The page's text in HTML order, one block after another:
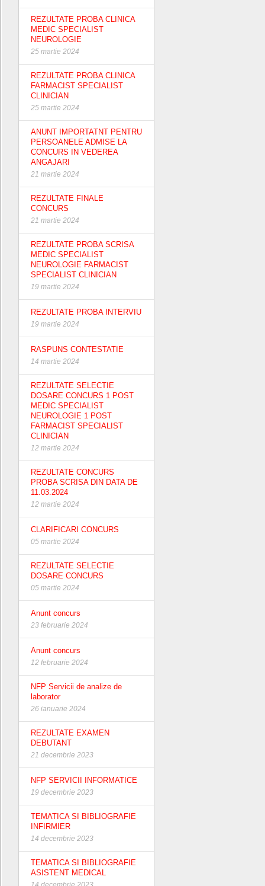
REZULTATE PROBA CLINICA
MEDIC SPECIALIST
NEUROLOGIE
25 martie 2024
REZULTATE PROBA CLINICA
FARMACIST SPECIALIST
CLINICIAN
25 martie 2024
ANUNT IMPORTATNT PENTRU
PERSOANELE ADMISE LA
CONCURS IN VEDEREA
ANGAJARI
21 martie 2024
REZULTATE FINALE
CONCURS
21 martie 2024
REZULTATE PROBA SCRISA
MEDIC SPECIALIST
NEUROLOGIE FARMACIST
SPECIALIST CLINICIAN
19 martie 2024
REZULTATE PROBA INTERVIU
19 martie 2024
RASPUNS CONTESTATIE
14 martie 2024
REZULTATE SELECTIE
DOSARE CONCURS 1 POST
MEDIC SPECIALIST
NEUROLOGIE 1 POST
FARMACIST SPECIALIST
CLINICIAN
12 martie 2024
REZULTATE CONCURS
PROBA SCRISA DIN DATA DE
11.03.2024
12 martie 2024
CLARIFICARI CONCURS
05 martie 2024
REZULTATE SELECTIE
DOSARE CONCURS
05 martie 2024
Anunt concurs
23 februarie 2024
Anunt concurs
12 februarie 2024
NFP Servicii de analize de
laborator
26 ianuarie 2024
REZULTATE EXAMEN
DEBUTANT
21 decembrie 2023
NFP SERVICII INFORMATICE
19 decembrie 2023
TEMATICA SI BIBLIOGRAFIE
INFIRMIER
14 decembrie 2023
TEMATICA SI BIBLIOGRAFIE
ASISTENT MEDICAL